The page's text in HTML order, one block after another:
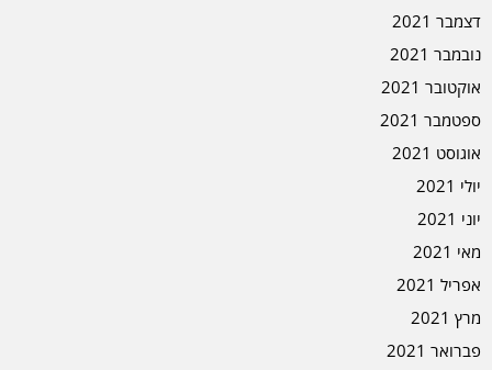
דצמבר 2021
נובמבר 2021
אוקטובר 2021
ספטמבר 2021
אוגוסט 2021
יולי 2021
יוני 2021
מאי 2021
אפריל 2021
מרץ 2021
פברואר 2021